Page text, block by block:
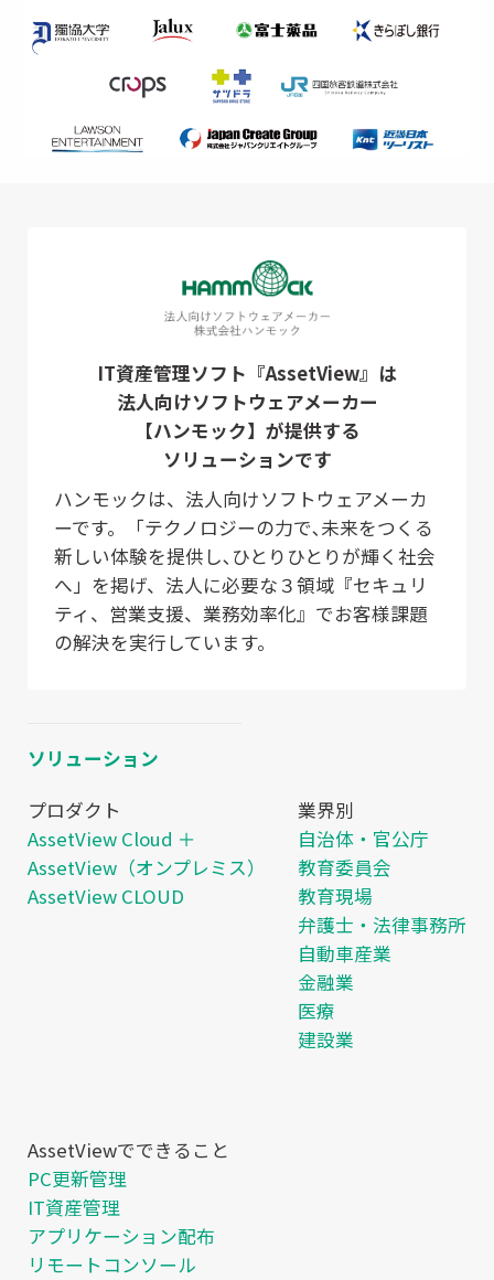
IT資産管理ソフト『AssetView』は
法人向けソフトウェアメーカー
【ハンモック】が提供する
ソリューションです
ハンモックは、法人向けソフトウェアメーカ
ーです。「テクノロジーの力で､未来をつくる
新しい体験を提供し､ひとりひとりが輝く社会
へ」を掲げ、法人に必要な３領域『セキュリ
ティ、営業支援、業務効率化』でお客様課題
の解決を実行しています。
ソリューション
プロダクト
AssetView Cloud ＋
AssetView（オンプレミス）
AssetView CLOUD
業界別
自治体・官公庁
教育委員会
教育現場
弁護士・法律事務所
自動車産業
金融業
医療
建設業
AssetViewでできること
PC更新管理
IT資産管理
アプリケーション配布
リモートコンソール